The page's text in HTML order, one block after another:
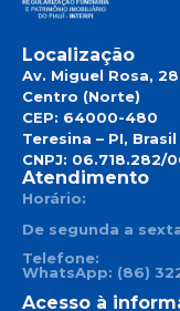
Localização
Av. Miguel Rosa,
Centro (Norte)
CEP: 64000-480
Teresina – PI, Brasil
CNPJ: 06.718.282/
Atendimento
Horário:
De segunda a
Telefone:
WhatsApp: (86)
Acesso à